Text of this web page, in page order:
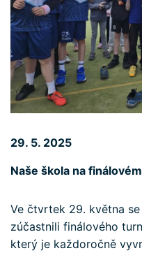
29. 5. 2025
Naše škola na
Ve čtvrtek 29. května
zúčastnili finálového
který je každoročně